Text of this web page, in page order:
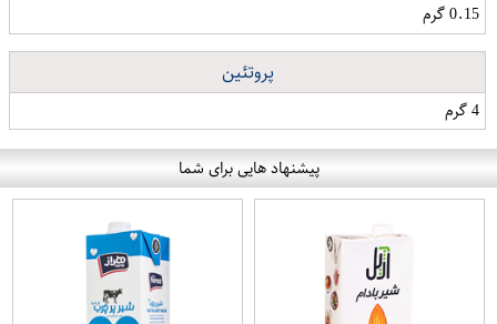
0.15 گرم
پروتئین
4 گرم
پیشنهاد هایی برای شما